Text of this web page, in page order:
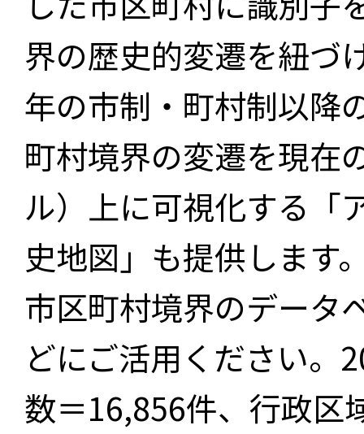
界の歴史的変遷を紐づ
年の市制・町村制以降
町村境界の変遷を現在
ル）上に可視化する「
史地図」も提供します
市区町村境界のデータ
どにご活用ください。
数＝16,856件、行政区